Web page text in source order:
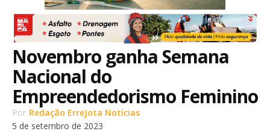
Novembro ganha Semana
Nacional do
Empreendedorismo Feminino
Por Redação ErreJota Notícias
5 de setembro de 2023